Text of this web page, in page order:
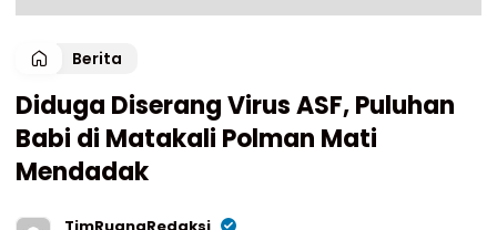
Berita
Diduga Diserang Virus ASF, Puluhan
Babi di Matakali Polman Mati
Mendadak